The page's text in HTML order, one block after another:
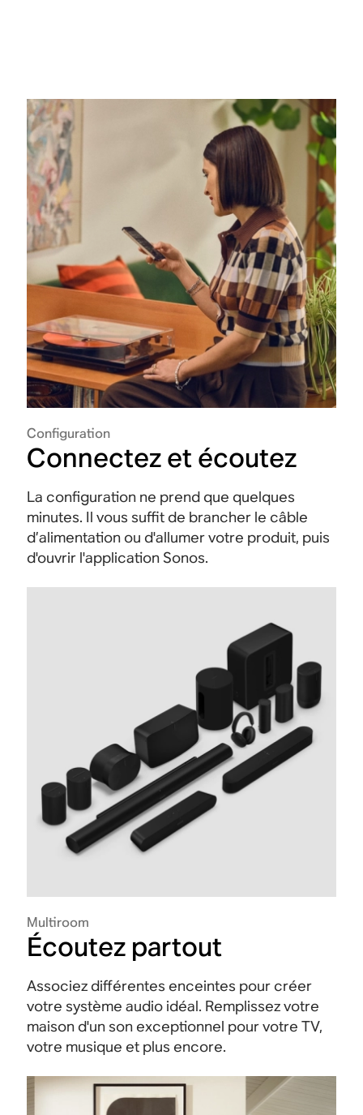
Configuration
Connectez et écoutez
La configuration ne prend que quelques
minutes. Il vous suffit de brancher le câble
d’alimentation ou d'allumer votre produit, puis
d'ouvrir l'application Sonos.
Multiroom
Écoutez partout
Associez différentes enceintes pour créer
votre système audio idéal. Remplissez votre
maison d'un son exceptionnel pour votre TV,
votre musique et plus encore.